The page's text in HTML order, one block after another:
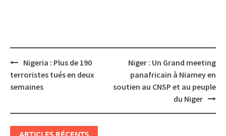
Post
navigation
Nigeria : Plus de 190
terroristes tués en deux
semaines
Niger : Un Grand meeting
panafricain à Niamey en
soutien au CNSP et au peuple
du Niger
ARTICLES RÉCENTS